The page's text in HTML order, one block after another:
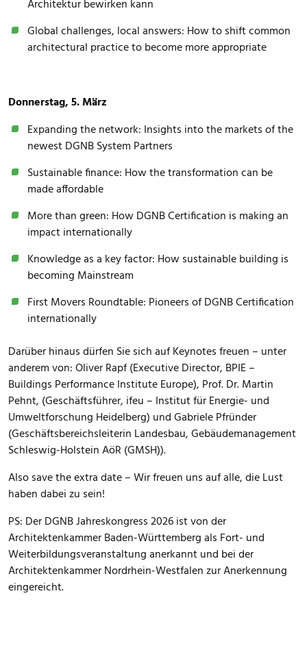
Architektur bewirken kann
Global challenges, local answers: How to shift common
architectural practice to become more appropriate
Donnerstag, 5.März
Expanding the network: Insights into the markets of the
newest DGNB System Partners
Sustainable finance: How the transformation can be
made affordable
More than green: How DGNB Certification is making an
impact internationally
Knowledge as a key factor: How sustainable building is
becoming Mainstream
First Movers Roundtable: Pioneers of DGNB Certification
internationally
Darüber hinaus dürfen Sie sich auf Keynotes freuen – unter
anderem von: Oliver Rapf (Executive Director, BPIE –
Buildings Performance Institute Europe), Prof. Dr. Martin
Pehnt, (Geschäftsführer, ifeu – Institut für Energie- und
Umweltforschung Heidelberg) und Gabriele Pfründer
(Geschäftsbereichsleiterin Landesbau, Gebäudemanagement
Schleswig-Holstein AöR (GMSH)).
Also save the extra date – Wir freuen uns auf alle, die Lust
haben dabei zu sein!
PS: Der DGNB Jahreskongress 2026 ist von der
Architektenkammer Baden-Württemberg als Fort- und
Weiterbildungsveranstaltung anerkannt und bei der
Architektenkammer Nordrhein-Westfalen zur Anerkennung
eingereicht.